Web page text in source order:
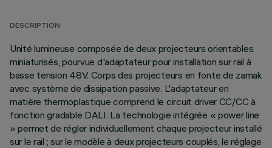
DESCRIPTION
Unité lumineuse composée de deux projecteurs orientables
miniaturisés, pourvue d'adaptateur pour installation sur rail à
basse tension 48V. Corps des projecteurs en fonte de zamak
avec système de dissipation passive. L'adaptateur en
matière thermoplastique comprend le circuit driver CC/CC à
fonction gradable DALI. La technologie intégrée « power line
» permet de régler individuellement chaque projecteur installé
sur le rail ; sur le modèle à deux projecteurs couplés, le réglage